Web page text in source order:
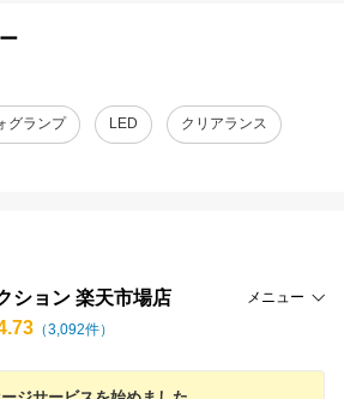
グランプ LED クリアランス
ション 楽天市場店 メニュー
（3,092件）